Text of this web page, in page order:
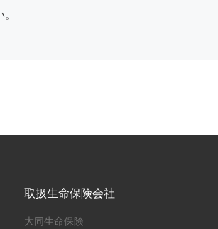
取扱生命保険会社
大同生命保険